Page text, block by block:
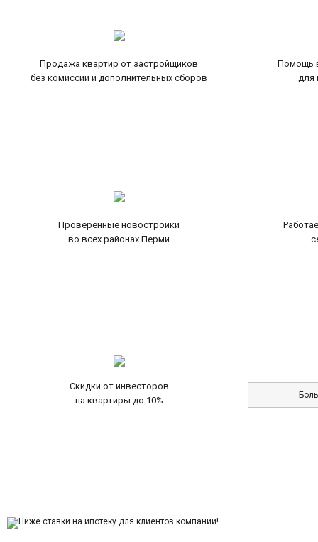
Продажа квартир от застройщиков
без комиссии и дополнительных сборов
Помощь
для
Проверенные новостройки
во всех районах Перми
Скидки от инвесторов
на квартиры до 10%